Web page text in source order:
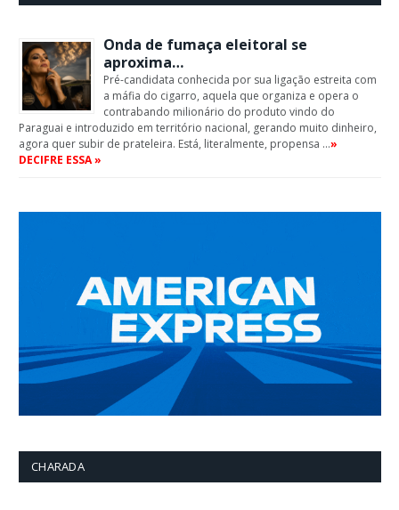
Onda de fumaça eleitoral se
aproxima…
Pré-candidata conhecida por sua ligação estreita com
a máfia do cigarro, aquela que organiza e opera o
contrabando milionário do produto vindo do
Paraguai e introduzido em território nacional, gerando muito dinheiro,
agora quer subir de prateleira. Está, literalmente, propensa …»
DECIFRE ESSA »
CHARADA